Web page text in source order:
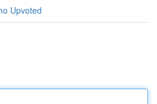
Upvoted